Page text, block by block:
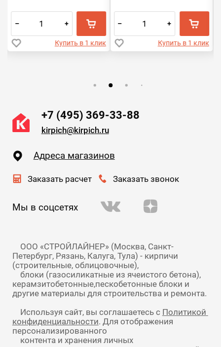
– +
Купить в 1 клик
– +
Купить в 1 клик
+7 (495) 369-33-88
kirpich@kirpich.ru
Адреса магазинов
Заказать расчет Заказать звонок
Мы в соцсетях
Петербург, Рязань, Калуга, Тула) - кирпичи
(строительные, облицовочные),
керамзитобетонные,пескобетонные блоки и
    Используя сайт, вы соглашаетесь с
Политикой
конфиденциальности. Для отображения
персонализированного